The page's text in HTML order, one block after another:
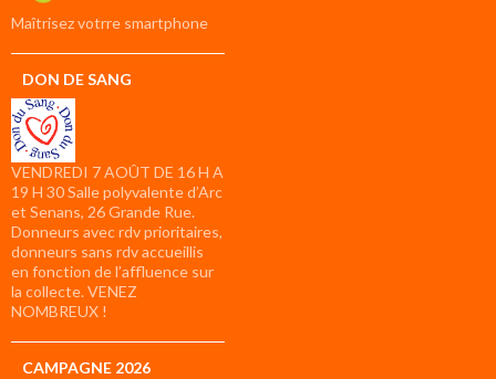
compte
Maîtrisez votrre smartphone
DON DE SANG
VENDREDI 7 AOÛT DE 16 H A
19 H 30 Salle polyvalente d’Arc
et Senans, 26 Grande Rue.
Donneurs avec rdv prioritaires,
donneurs sans rdv accueillis
en fonction de l’affluence sur
la collecte. VENEZ
NOMBREUX !
CAMPAGNE 2026